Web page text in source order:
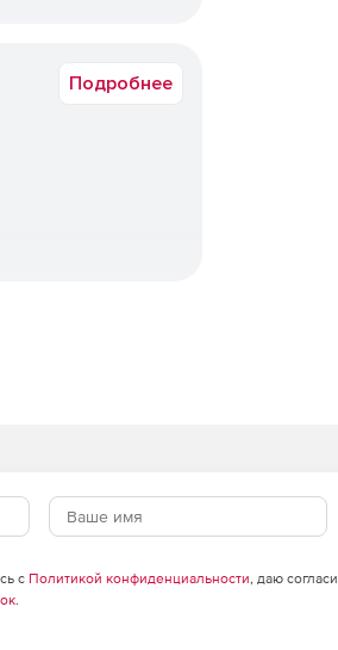
TEXTJOIN,
SVG и 3D-
Подробнее
с Политикой конфиденциальности, даю
.